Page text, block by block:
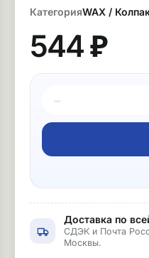
КатегорияWAX /
544 ₽
−
Доставка по
СДЭК и Почта
Москвы.